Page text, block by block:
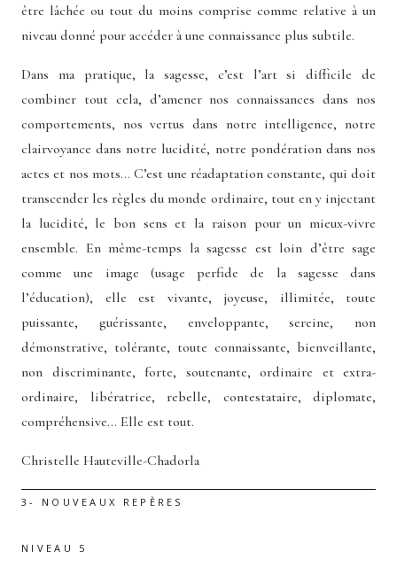
être lâchée ou tout du moins comprise comme relative à un
niveau donné pour accéder à une connaissance plus subtile.
Dans ma pratique, la sagesse, c’est l’art si difficile de
combiner tout cela, d’amener nos connaissances dans nos
comportements, nos vertus dans notre intelligence, notre
clairvoyance dans notre lucidité, notre pondération dans nos
actes et nos mots… C’est une réadaptation constante, qui doit
transcender les règles du monde ordinaire, tout en y injectant
la lucidité, le bon sens et la raison pour un mieux-vivre
ensemble. En même-temps la sagesse est loin d’être sage
comme une image (usage perfide de la sagesse dans
l’éducation), elle est vivante, joyeuse, illimitée, toute
puissante, guérissante, enveloppante, sereine, non
démonstrative, tolérante, toute connaissante, bienveillante,
non discriminante, forte, soutenante, ordinaire et extra-
ordinaire, libératrice, rebelle, contestataire, diplomate,
compréhensive… Elle est tout.
Christelle Hauteville-Chadorla
3- NOUVEAUX REPÈRES
NIVEAU 5